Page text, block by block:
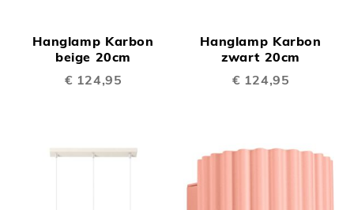
Hanglamp Karbon
beige 20cm
€ 124,95
Hanglamp Karbon
zwart 20cm
€ 124,95